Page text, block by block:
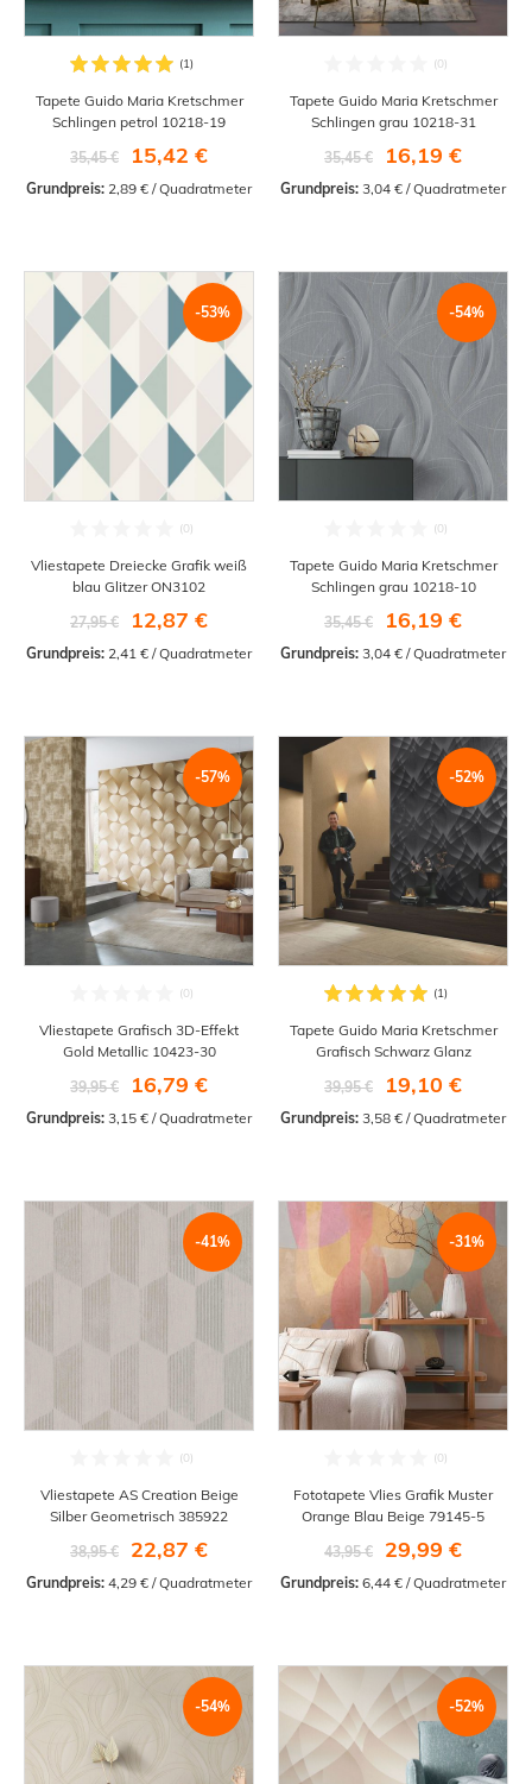
Tapete Guido Maria Kretschmer
Schlingen petrol 10218-19
35,45 €
15,42 €
Grundpreis: 2,89 € / Quadratmeter
Tapete Guido Maria Kretschmer
Schlingen grau 10218-31
35,45 €
16,19 €
Grundpreis: 3,04 € / Quadratmeter
-53%
Vliestapete Dreiecke Grafik weiß
blau Glitzer ON3102
27,95 €
12,87 €
Grundpreis: 2,41 € / Quadratmeter
-54%
Tapete Guido Maria Kretschmer
Schlingen grau 10218-10
35,45 €
16,19 €
Grundpreis: 3,04 € / Quadratmeter
-57%
Vliestapete Grafisch 3D-Effekt
Gold Metallic 10423-30
39,95 €
16,79 €
Grundpreis: 3,15 € / Quadratmeter
-52%
Tapete Guido Maria Kretschmer
Grafisch Schwarz Glanz
39,95 €
19,10 €
Grundpreis: 3,58 € / Quadratmeter
-41%
Vliestapete AS Creation Beige
Silber Geometrisch 385922
38,95 €
22,87 €
Grundpreis: 4,29 € / Quadratmeter
-31%
Fototapete Vlies Grafik Muster
Orange Blau Beige 79145-5
43,95 €
29,99 €
Grundpreis: 6,44 € / Quadratmeter
-54% -52%